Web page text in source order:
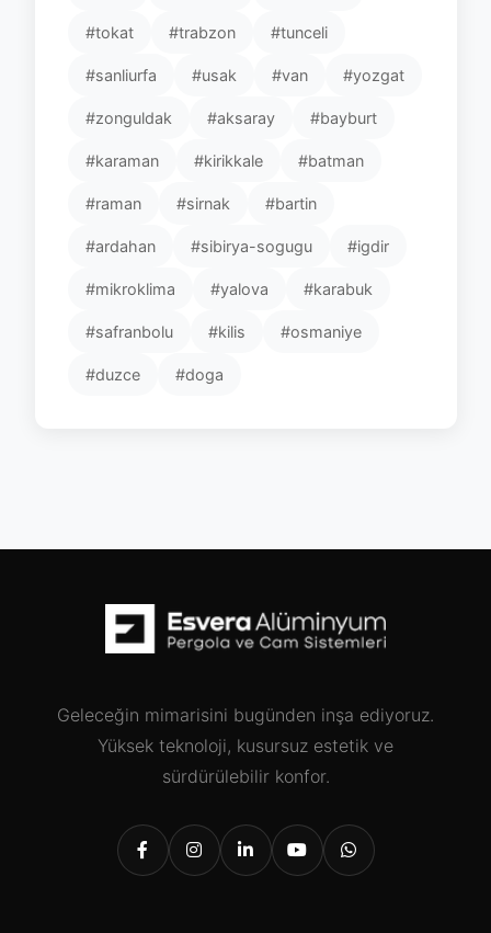
#tokat #trabzon #tunceli
#sanliurfa #usak #van #yozgat
#zonguldak #aksaray #bayburt
#karaman #kirikkale #batman
#raman #sirnak #bartin
#ardahan #sibirya-sogugu #igdir
#mikroklima #yalova #karabuk
#safranbolu #kilis #osmaniye
#duzce #doga
Geleceğin mimarisini bugünden inşa ediyoruz.
Yüksek teknoloji, kusursuz estetik ve
sürdürülebilir konfor.